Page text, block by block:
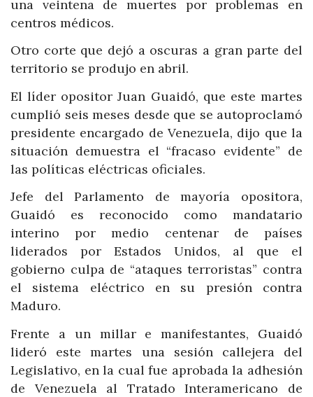
una veintena de muertes por problemas en
centros médicos.
Otro corte que dejó a oscuras a gran parte del
territorio se produjo en abril.
El líder opositor Juan Guaidó, que este martes
cumplió seis meses desde que se autoproclamó
presidente encargado de Venezuela, dijo que la
situación demuestra el “fracaso evidente” de
las políticas eléctricas oficiales.
Jefe del Parlamento de mayoría opositora,
Guaidó es reconocido como mandatario
interino por medio centenar de países
liderados por Estados Unidos, al que el
gobierno culpa de “ataques terroristas” contra
el sistema eléctrico en su presión contra
Maduro.
Frente a un millar e manifestantes, Guaidó
lideró este martes una sesión callejera del
Legislativo, en la cual fue aprobada la adhesión
de Venezuela al Tratado Interamericano de